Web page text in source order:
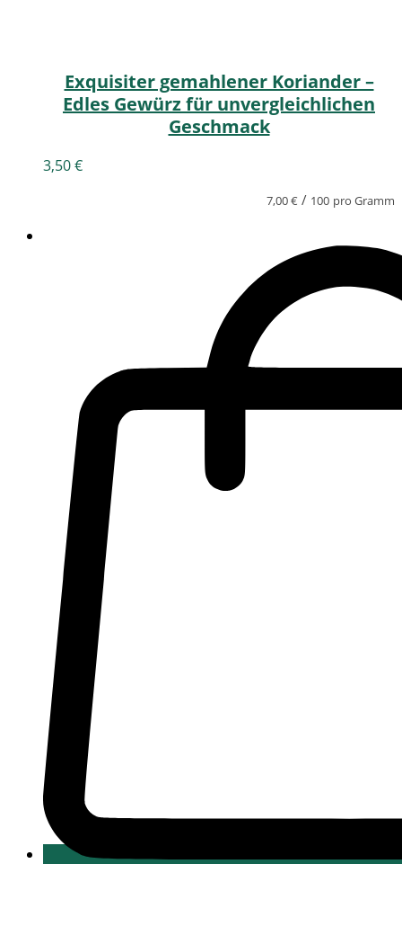
Exquisiter gemahlener Koriander –
Edles Gewürz für unvergleichlichen
Geschmack
3,50€
7,00€ / 100 pro Gramm